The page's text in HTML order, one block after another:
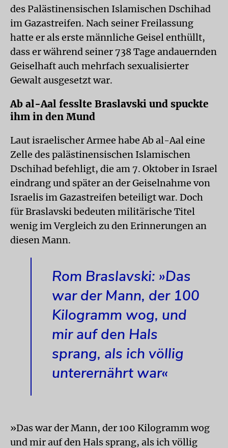
des Palästinensischen Islamischen Dschihad
im Gazastreifen. Nach seiner Freilassung
hatte er als erste männliche Geisel enthüllt,
dass er während seiner 738 Tage andauernden
Geiselhaft auch mehrfach sexualisierter
Gewalt ausgesetzt war.
Ab al-Aal fesslte Braslavski und spuckte
ihm in den Mund
Laut israelischer Armee habe Ab al-Aal eine
Zelle des palästinensischen Islamischen
Dschihad befehligt, die am 7. Oktober in Israel
eindrang und später an der Geiselnahme von
Israelis im Gazastreifen beteiligt war. Doch
für Braslavski bedeuten militärische Titel
wenig im Vergleich zu den Erinnerungen an
diesen Mann.
Rom Braslavski: »Das
war der Mann, der 100
Kilogramm wog, und
mir auf den Hals
sprang, als ich völlig
unterernährt war«
»Das war der Mann, der 100 Kilogramm wog
und mir auf den Hals sprang, als ich völlig